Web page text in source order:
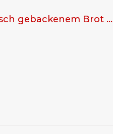
gebackenem Brot …